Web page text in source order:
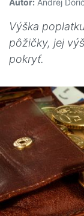
Autor: Andrej
Výška
pôžičky, jej
pokryť.